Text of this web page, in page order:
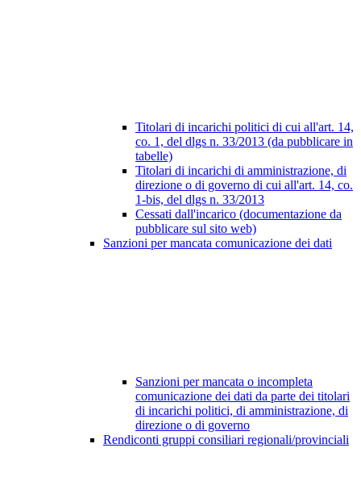
Titolari di incarichi politici di cui all'art. 14,
co. 1, del dlgs n. 33/2013 (da pubblicare in
tabelle)
Titolari di incarichi di amministrazione, di
direzione o di governo di cui all'art. 14, co.
1-bis, del dlgs n. 33/2013
Cessati dall'incarico (documentazione da
pubblicare sul sito web)
Sanzioni per mancata comunicazione dei dati
Sanzioni per mancata o incompleta
comunicazione dei dati da parte dei titolari
di incarichi politici, di amministrazione, di
direzione o di governo
Rendiconti gruppi consiliari regionali/provinciali